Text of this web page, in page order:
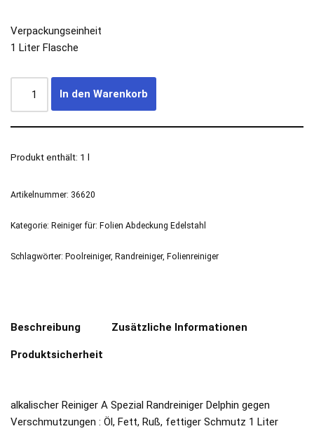
Verpackungseinheit
1 Liter Flasche
In den Warenkorb
Produkt enthält: 1 l
Artikelnummer: 36620
Kategorie: Reiniger für: Folien Abdeckung Edelstahl
Schlagwörter: Poolreiniger, Randreiniger, Folienreiniger
Beschreibung Zusätzliche Informationen
Produktsicherheit
alkalischer Reiniger A Spezial Randreiniger Delphin gegen
Verschmutzungen : Öl, Fett, Ruß, fettiger Schmutz 1 Liter